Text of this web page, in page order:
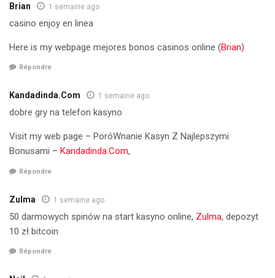
Brian 1 semaine ago
casino enjoy en linea
Here is my webpage mejores bonos casinos online (Brian)
Répondre
Kandadinda.Com 1 semaine ago
dobre gry na telefon kasyno
Visit my web page – PoróWnanie Kasyn Z Najlepszymi
Bonusami – Kandadinda.Com,
Répondre
Zulma 1 semaine ago
50 darmowych spinów na start kasyno online, Zulma, depozyt
10 zł bitcoin
Répondre